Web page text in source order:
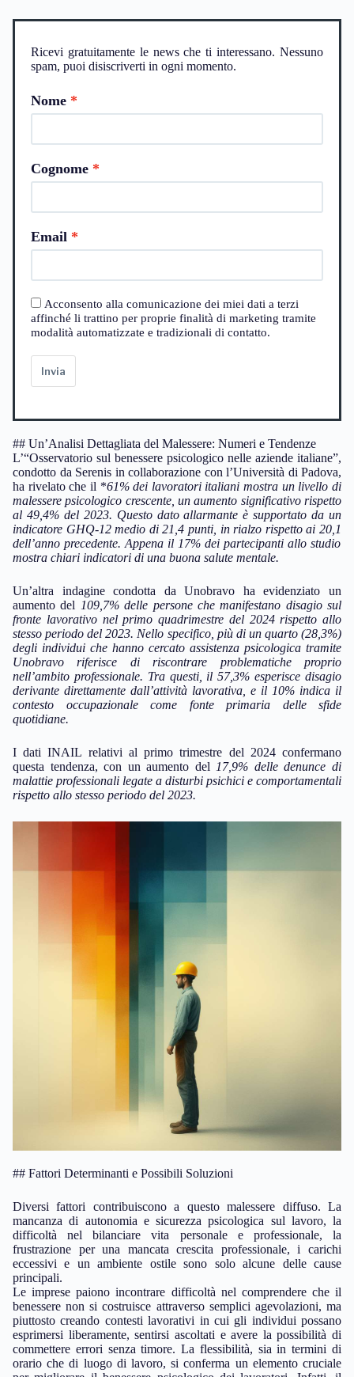
Ricevi gratuitamente le news che ti interessano. Nessuno
spam, puoi disiscriverti in ogni momento.
Nome
Cognome
Email
Acconsento alla comunicazione dei miei dati a terzi
affinché li trattino per proprie finalità di marketing tramite
modalità automatizzate e tradizionali di contatto.
Invia
## Un’Analisi Dettagliata del Malessere: Numeri e Tendenze
L’“Osservatorio sul benessere psicologico nelle aziende italiane”,
condotto da Serenis in collaborazione con l’Università di Padova,
ha rivelato che il *61%dei lavoratori italiani mostra un livello di
malessere psicologico crescente, un aumento significativo rispetto
al 49,4%del 2023. Questo dato allarmante è supportato da un
indicatore GHQ-12 medio di21,4 punti, in rialzo rispetto ai20,1
dell’anno precedente. Appena il 17% dei partecipanti allo studio
mostra chiari indicatori di una buona salute mentale.
Un’altra indagine condotta da Unobravo ha evidenziato un
aumento del 109,7%delle persone che manifestano disagio sul
fronte lavorativo nel primo quadrimestre del 2024 rispetto allo
stesso periodo del 2023. Nello specifico, più di un quarto (28,3%)
degli individui che hanno cercato assistenza psicologica tramite
Unobravo riferisce di riscontrare problematiche proprio
nell’ambito professionale. Tra questi, il57,3% esperisce disagio
derivante direttamente dall’attività lavorativa, e il 10% indica il
contesto occupazionale come fonte primaria delle sfide
quotidiane.
I dati INAIL relativi al primo trimestre del 2024 confermano
questa tendenza, con un aumento del 17,9% delle denunce di
malattie professionali legate a disturbi psichici e comportamentali
rispetto allo stesso periodo del 2023.
## Fattori Determinanti e Possibili Soluzioni
Diversi fattori contribuiscono a questo malessere diffuso. La
mancanza di autonomia e sicurezza psicologica sul lavoro, la
difficoltà nel bilanciare vita personale e professionale, la
frustrazione per una mancata crescita professionale, i carichi
eccessivi e un ambiente ostile sono solo alcune delle cause
principali.
Le imprese paiono incontrare difficoltà nel comprendere che il
benessere non si costruisce attraverso semplici agevolazioni, ma
piuttosto creando contesti lavorativi in cui gli individui possano
esprimersi liberamente, sentirsi ascoltati e avere la possibilità di
commettere errori senza timore. La flessibilità, sia in termini di
orario che di luogo di lavoro, si conferma un elemento cruciale